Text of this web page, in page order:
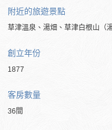
附近的旅遊景點
草津溫泉、湯畑、草津白根山（
創立年份
1877
客房數量
36間